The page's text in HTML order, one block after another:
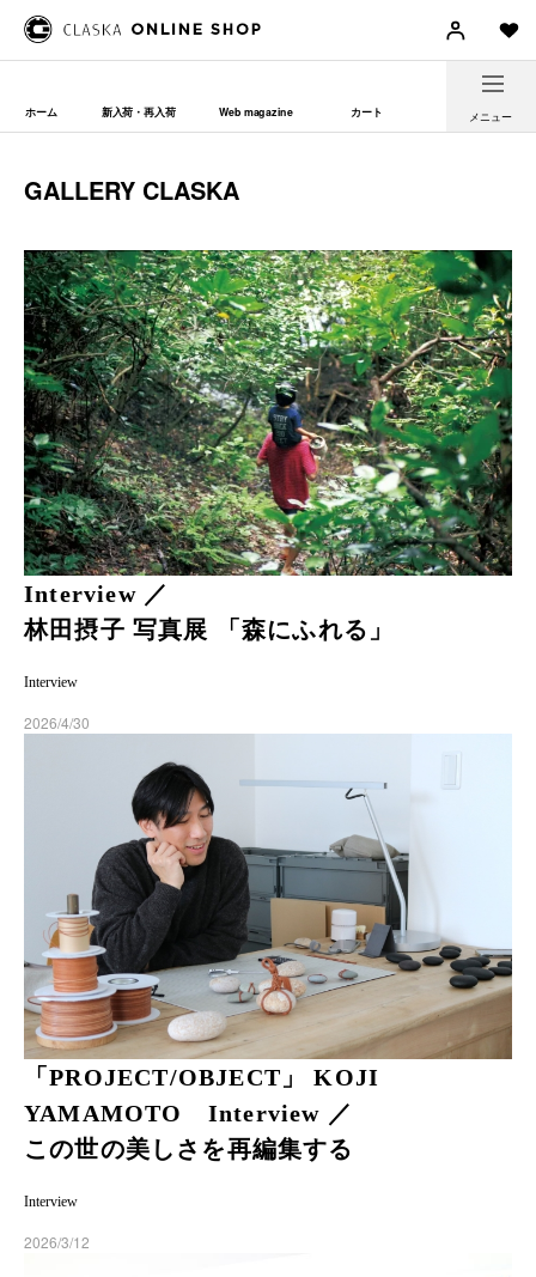
ホーム 新入荷・再入荷 Web magazine カート メニュー
GALLERY CLASKA
Interview ／
林田摂子 写真展 「森にふれる」
Interview
2026/4/30
「PROJECT/OBJECT」 KOJI
YAMAMOTO Interview ／
この世の美しさを再編集する
Interview
2026/3/12